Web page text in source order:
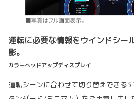
運転に必要な情報をウインドシー
影。
カラーヘッドアップディスプレイ
運転シーンに合わせて切り替えできる